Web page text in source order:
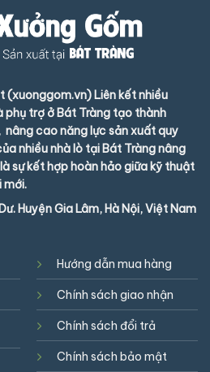
(xuonggom.vn) Liên kết nhiều
trợ ở Bát Tràng tạo thành
nâng cao năng lực sản xuất quy
nhiều nhà lò tại Bát Tràng nâng
sự kết hợp hoàn hảo giữa kỹ thuật
mới.
Huyện Gia Lâm, Hà Nội, Việt Nam
Hướng dẫn mua hàng
Chính sách giao nhận
Chính sách đổi trả
Chính sách bảo mật